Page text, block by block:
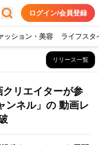
ログイン/会員登録
ッション・美容 ライフスタ
リリース一覧
リエイターが参
ンネル」の 動画レ